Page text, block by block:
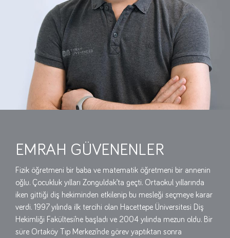
EMRAH GÜVENENLER
Fizik öğretmeni bir baba ve matematik öğretmeni bir annenin
oğlu. Çocukluk yılları Zonguldak’ta geçti. Ortaokul yıllarında
iken gittiği diş hekiminden etkilenip bu mesleği seçmeye karar
verdi. 1997 yılında ilk tercihi olan Hacettepe Üniversitesi Diş
Hekimliği Fakültesi’ne başladı ve 2004 yılında mezun oldu. Bir
süre Ortaköy Tıp Merkezi’nde görev yaptıktan sonra